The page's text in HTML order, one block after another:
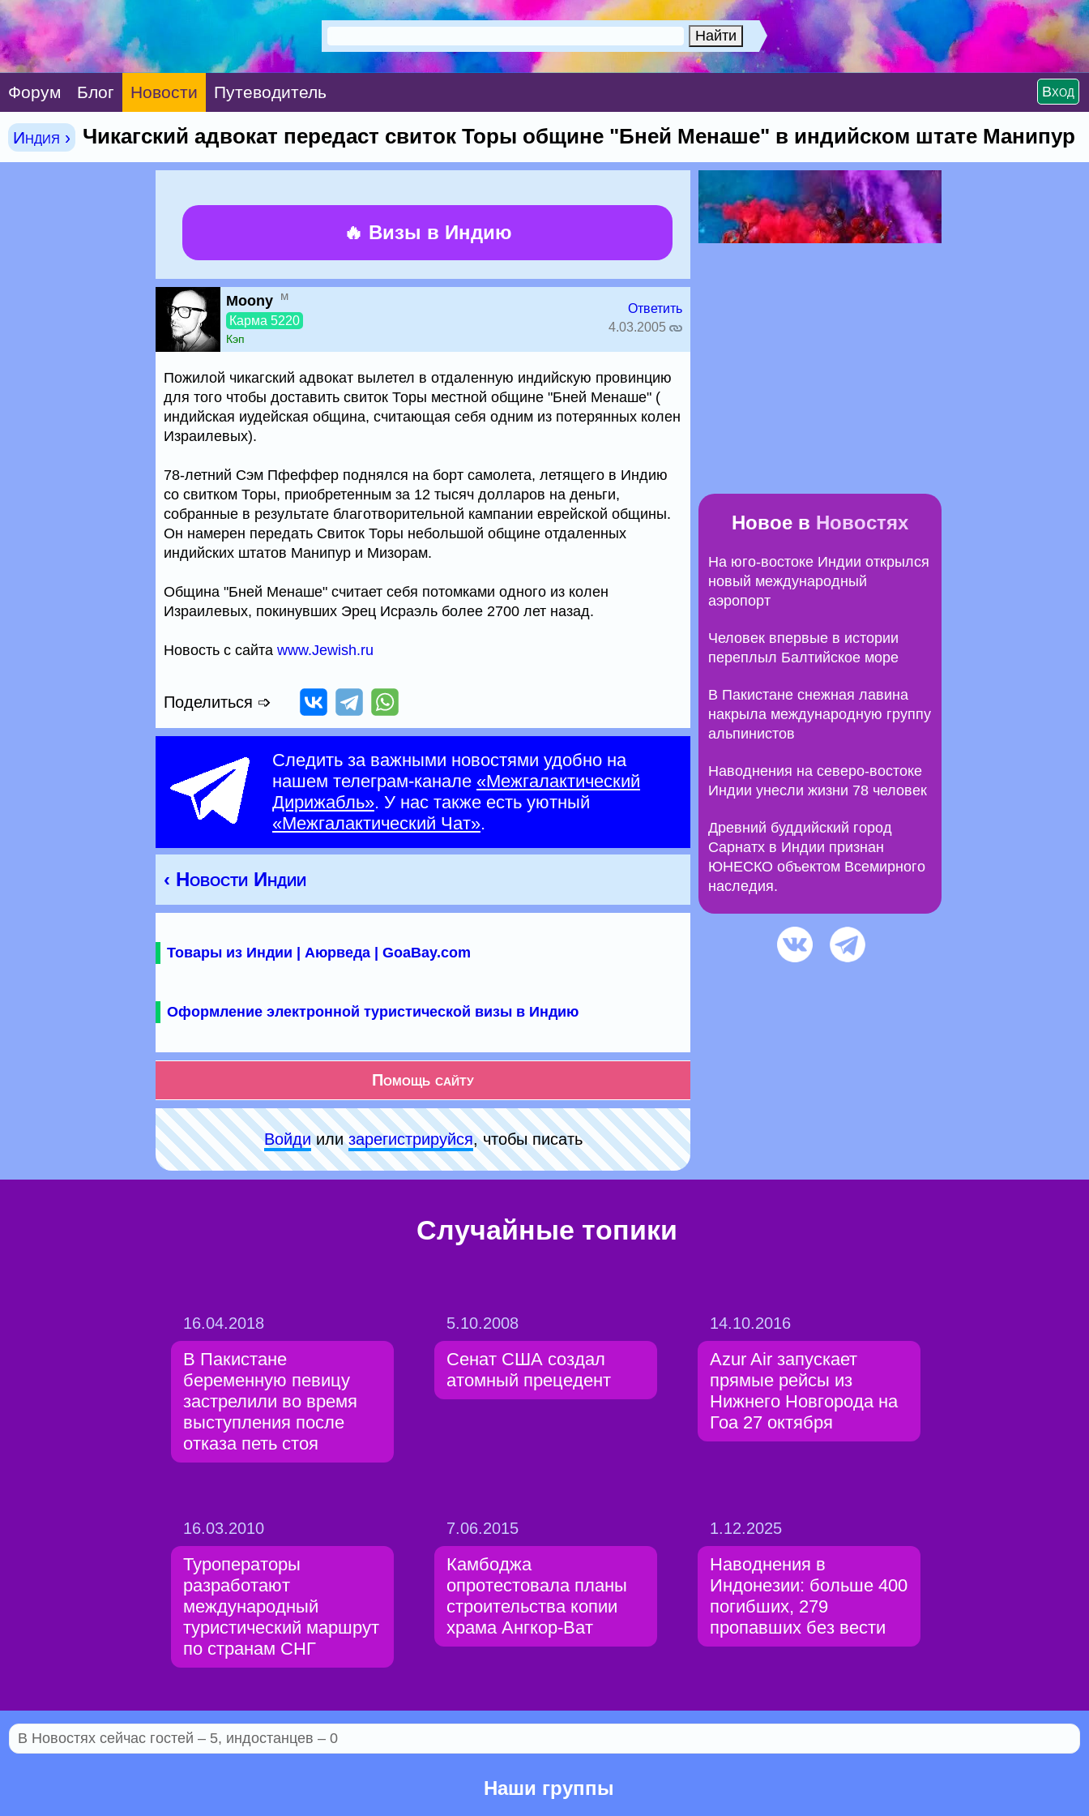
Форум Блог Новости Путеводитель Вход
Индия › Чикагский адвокат передаст свиток Торы общине "Бней Менаше" в индийском штате Манипур
🔥 Визы в Индию
Moony м
Карма 5220
Кэп
Ответить
4.03.2005
Пожилой чикагский адвокат вылетел в отдаленную индийскую провинцию
для того чтобы доставить свиток Торы местной общине "Бней Менаше" (
индийская иудейская община, считающая себя одним из потерянных колен
Израилевых).
78-летний Сэм Пфеффер поднялся на борт самолета, летящего в Индию
со свитком Торы, приобретенным за 12 тысяч долларов на деньги,
собранные в результате благотворительной кампании еврейской общины.
Он намерен передать Свиток Торы небольшой общине отдаленных
индийских штатов Манипур и Мизорам.
Община "Бней Менаше" считает себя потомками одного из колен
Израилевых, покинувших Эрец Исраэль более 2700 лет назад.
Новость с сайта www.Jewish.ru
Поделиться ➩
Следить за важными новостями удобно на
нашем телеграм-канале «Межгалактический
Дирижабль». У нас также есть уютный
«Межгалактический Чат».
‹ Новости Индии
Товары из Индии | Аюрведа | GoaBay.com
Оформление электронной туристической визы в Индию
Помощь сайту
Войдиилизарeгиcтpируйся, чтобы писать
Новое в Новостях
На юго-востоке Индии открылся
новый международный
аэропорт
Человек впервые в истории
переплыл Балтийское море
В Пакистане снежная лавина
накрыла международную группу
альпинистов
Наводнения на северо-востоке
Индии унесли жизни 78 человек
Древний буддийский город
Сарнатх в Индии признан
ЮНЕСКО объектом Всемирного
наследия.
Случайные топики
16.04.2018
В Пакистане
беременную певицу
застрелили во время
выступления после
отказа петь стоя
5.10.2008
Сенат США создал
атомный прецедент
14.10.2016
Azur Air запускает
прямые рейсы из
Нижнего Новгорода на
Гоа 27 октября
16.03.2010
Туроператоры
разработают
международный
туристический маршрут
по странам СНГ
7.06.2015
Камбоджа
опротестовала планы
строительства копии
храма Ангкор-Ват
1.12.2025
Наводнения в
Индонезии: больше 400
погибших, 279
пропавших без вести
В Новостях сейчас гостей – 5, индостанцев – 0
Наши группы